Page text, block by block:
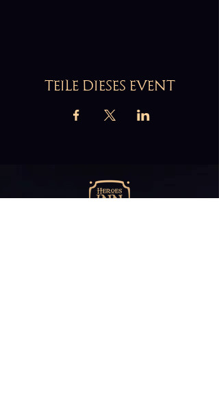
TEILE DIESES EVENT